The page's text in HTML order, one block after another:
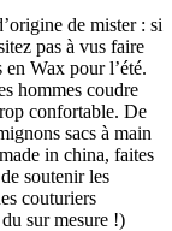
de mister : si
pas à vus faire
Wax pour l’été.
hommes coudre
confortable. De
sacs à main
in china, faites
soutenir les
couturiers
sur mesure !)